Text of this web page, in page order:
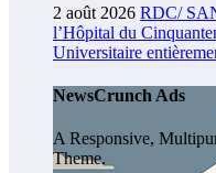
2 août 2026 RDC/
l’Hôpital du
Universitaire
NewsCrunch Ads
A Responsive,
Theme.